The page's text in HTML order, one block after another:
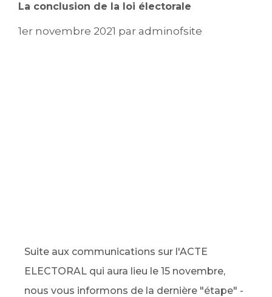
La conclusion de la loi électorale
1er novembre 2021 par adminofsite
Suite aux communications sur l'ACTE
ELECTORAL qui aura lieu le 15 novembre,
nous vous informons de la dernière "étape" -